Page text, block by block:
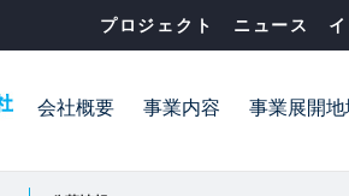
プロジェクト ニュース
会社概要 事業内容 事業展開地